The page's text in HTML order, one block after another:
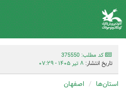
کد مطلب: 375550
تاریخ انتشار: ۸ تیر ۱۴۰۵ - ۰۷:۲۹
استان‌ها اصفهان